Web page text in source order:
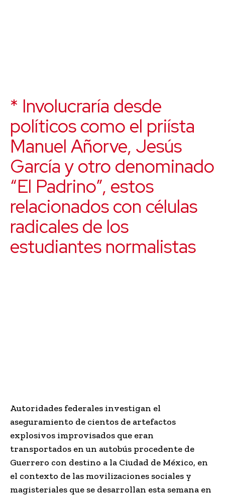
* Involucraría desde
políticos como el priísta
Manuel Añorve, Jesús
García y otro denominado
“El Padrino”, estos
relacionados con células
radicales de los
estudiantes normalistas
Autoridades federales investigan el
aseguramiento de cientos de artefactos
explosivos improvisados que eran
transportados en un autobús procedente de
Guerrero con destino a la Ciudad de México, en
el contexto de las movilizaciones sociales y
magisteriales que se desarrollan esta semana en